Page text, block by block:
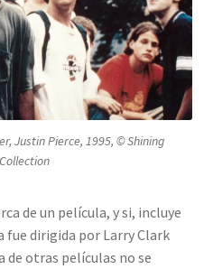
Justin Pierce, 1995, © Shining
de un película, y si, incluye
dirigida por Larry Clark
de otras películas no se